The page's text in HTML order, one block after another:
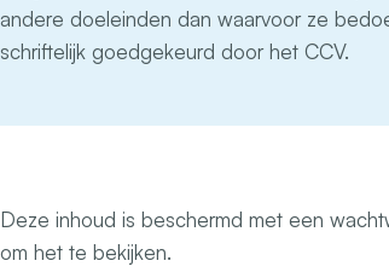
andere doeleinden dan waarvoor ze
schriftelijk goedgekeurd door het CCV.
Deze inhoud is beschermd met een
om het te bekijken.